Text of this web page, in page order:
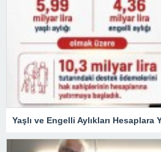
Yaşlı ve Engelli Aylıkları Hesaplara